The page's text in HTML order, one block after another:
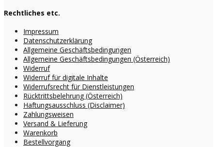
Rechtliches etc.
Impressum
Datenschutzerklärung
Allgemeine Geschäftsbedingungen
Allgemeine Geschäftsbedingungen (Österreich)
Widerruf
Widerruf für digitale Inhalte
Widerrufsrecht für Dienstleistungen
Rücktrittsbelehrung (Österreich)
Haftungsausschluss (Disclaimer)
Zahlungsweisen
Versand & Lieferung
Warenkorb
Bestellvorgang